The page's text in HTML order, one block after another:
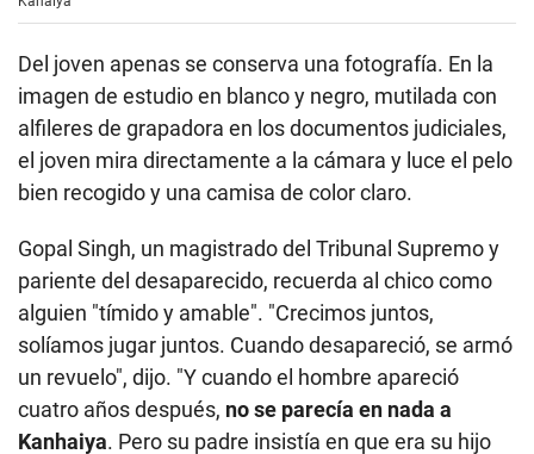
Del joven apenas se conserva una fotografía. En la
imagen de estudio en blanco y negro, mutilada con
alfileres de grapadora en los documentos judiciales,
el joven mira directamente a la cámara y luce el pelo
bien recogido y una camisa de color claro.
Gopal Singh, un magistrado del Tribunal Supremo y
pariente del desaparecido, recuerda al chico como
alguien "tímido y amable". "Crecimos juntos,
solíamos jugar juntos. Cuando desapareció, se armó
un revuelo", dijo. "Y cuando el hombre apareció
cuatro años después, no se parecía en nada a
Kanhaiya. Pero su padre insistía en que era su hijo